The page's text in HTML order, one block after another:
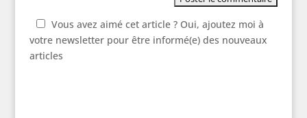
Vous avez aimé cet article ? Oui, ajoutez moi à
votre newsletter pour être informé(e) des nouveaux
articles